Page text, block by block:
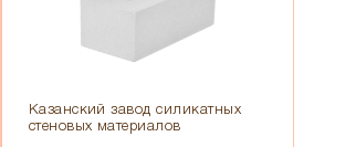
Казанский завод силикатных
стеновых материалов